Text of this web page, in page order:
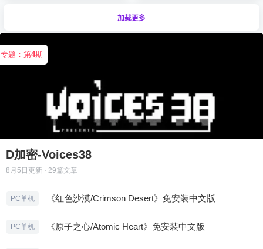
加载更多
专题：第4期
D加密-Voices38
8月5日 更新 · 29篇文章
PC单机 《红色沙漠/Crimson Desert》免安装中文版
PC单机 《原子之心/Atomic Heart》免安装中文版